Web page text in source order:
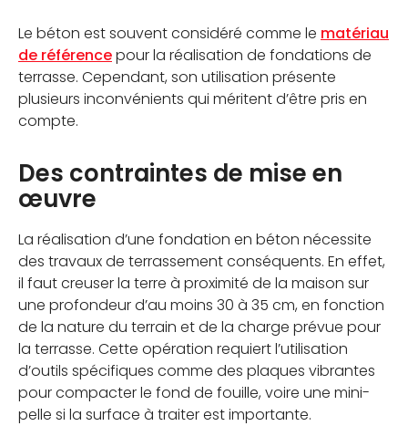
CATALOGUE
Le béton est souvent considéré comme le matériau
de référencepour la réalisation de fondations de
terrasse. Cependant, son utilisation présente
plusieurs inconvénients qui méritent d’être pris en
compte.
Des contraintes de mise en
œuvre
La réalisation d’une fondation en béton nécessite
des travaux de terrassement conséquents. En effet,
il faut creuser la terre à proximité de la maison sur
une profondeur d’au moins 30 à 35 cm, en fonction
de la nature du terrain et de la charge prévue pour
la terrasse. Cette opération requiert l’utilisation
d’outils spécifiques comme des plaques vibrantes
pour compacter le fond de fouille, voire une mini-
pelle si la surface à traiter est importante.